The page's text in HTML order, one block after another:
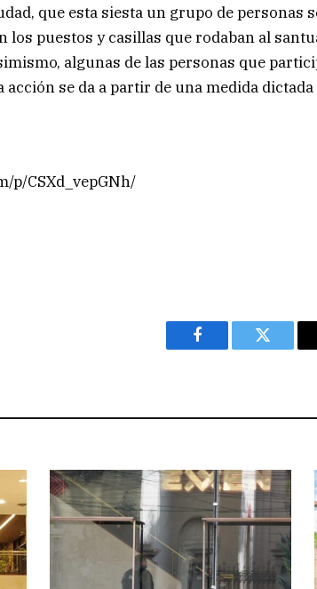
que esta siesta un grupo de personas
los puestos y casillas que rodaban al
algunas de las personas que
se da a partir de una medida
p/CSXd_vepGNh/
Facebook Twitter